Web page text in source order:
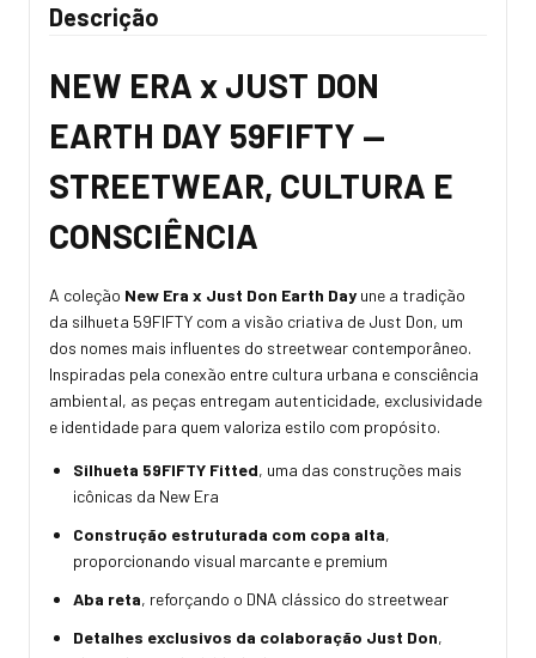
Descrição
NEW ERA x JUST DON
EARTH DAY 59FIFTY —
STREETWEAR, CULTURA E
CONSCIÊNCIA
A coleção New Era x Just Don Earth Day une a tradição
da silhueta 59FIFTY com a visão criativa de Just Don, um
dos nomes mais influentes do streetwear contemporâneo.
Inspiradas pela conexão entre cultura urbana e consciência
ambiental, as peças entregam autenticidade, exclusividade
e identidade para quem valoriza estilo com propósito.
Silhueta 59FIFTY Fitted, uma das construções mais
icônicas da New Era
Construção estruturada com copa alta,
proporcionando visual marcante e premium
Aba reta, reforçando o DNA clássico do streetwear
Detalhes exclusivos da colaboração Just Don,